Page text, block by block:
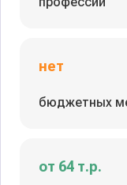
нет
бюджетных
от 64 т.р.